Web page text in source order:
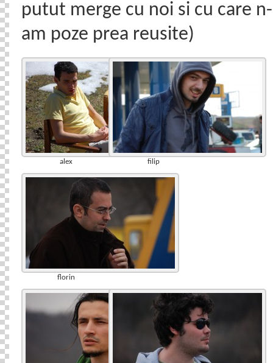
putut merge cu noi si cu care n-
am poze prea reusite)
alex filip
florin